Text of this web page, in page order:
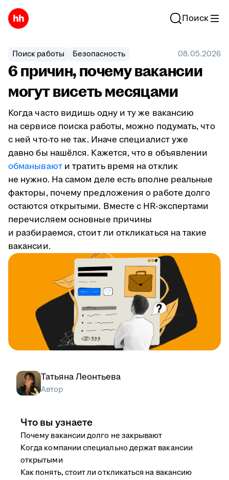
Поиск
Поиск работы Безопасность 08.05.2026
6 причин, почему вакансии
могут висеть месяцами
Когда часто видишь одну и ту же вакансию
на сервисе поиска работы, можно подумать, что
с ней что-то не так. Иначе специалист уже
давно бы нашёлся. Кажется, что в объявлении
обманываюти тратить время на отклик
не нужно. На самом деле есть вполне реальные
факторы, почему предложения о работе долго
остаются открытыми. Вместе с HR-экспертами
перечисляем основные причины
и разбираемся, стоит ли откликаться на такие
вакансии.
Татьяна Леонтьева
Автор
Что вы узнаете
Почему вакансии долго не закрывают
Когда компании специально держат вакансии
открытыми
Как понять, стоит ли откликаться на вакансию